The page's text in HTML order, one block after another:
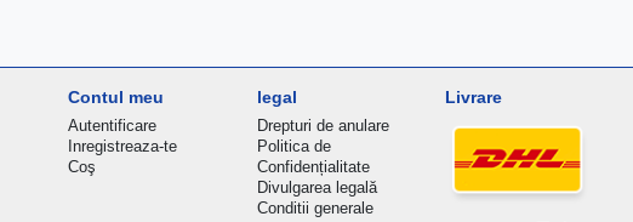
Contul meu
Autentificare
Inregistreaza-te
Coş
legal
Drepturi de anulare
Politica de
Confidențialitate
Divulgarea legală
Conditii generale
Livrare